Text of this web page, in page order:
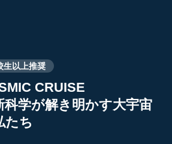
生以上推奨
CRUISE
科学が解き明かす大宇宙
たち